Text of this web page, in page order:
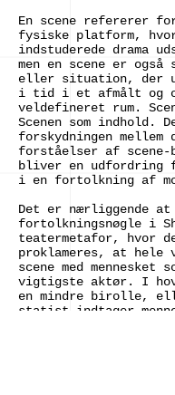
En scene refererer
fysiske platform,
indstuderede drama
men en scene er også
eller situation, der
i tid i et afmålt og
veldefineret rum.
Scenen som indhold.
forskydningen mellem
forståelser af scene-
bliver en udfordring
i en fortolkning af
Det er nærliggende at
fortolkningsnøgle i
teatermetafor, hvor
proklameres, at hele
scene med mennesket
vigtigste aktør. I
en mindre birolle,
statist indtager